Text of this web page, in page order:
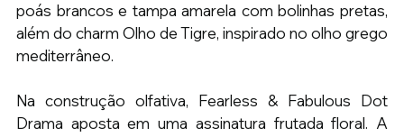
poás brancos e tampa amarela com bolinhas pretas,
além do charm Olho de Tigre, inspirado no olho grego
mediterrâneo.
Na construção olfativa, Fearless & Fabulous Dot
Drama aposta em uma assinatura frutada floral. A